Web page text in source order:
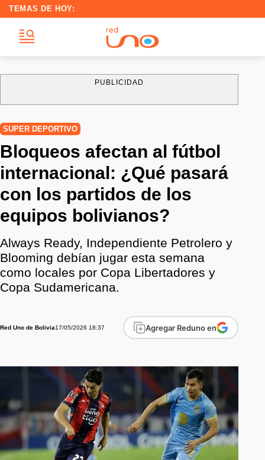
TEMAS DE HOY:
PUBLICIDAD
SUPER DEPORTIVO
Bloqueos afectan al fútbol
internacional: ¿Qué pasará
con los partidos de los
equipos bolivianos?
Always Ready, Independiente Petrolero y
Blooming debían jugar esta semana
como locales por Copa Libertadores y
Copa Sudamericana.
Red Uno de Bolivia17/05/2026 18:37 Agregar Reduno en